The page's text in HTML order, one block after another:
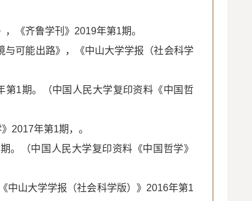
《齐鲁学刊》2019年第1期。
可能出路》，《中山大学学报（社会科学
第1期。（中国人民大学复印资料《中国哲
2017年第1期，。
。（中国人民大学复印资料《中国哲学》
中山大学学报（社会科学版）》2016年第1